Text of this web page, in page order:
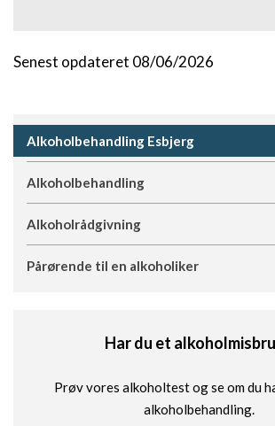
Senest opdateret 08/06/2026
Alkoholbehandling Esbjerg
Alkoholbehandling
Alkoholrådgivning
Pårørende til en alkoholiker
Har du et
Prøv vores alkoholtest og se om du
alkoholbehandling.